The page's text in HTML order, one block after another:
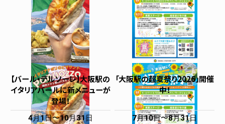
【バール・デルソーレ】大阪駅の
イタリアバールに新メニューが
登場！
4月1日 10月31日
「大阪駅の超夏祭り2026」開催
中！
7月10日 8月31日